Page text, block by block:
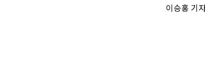
이승홍